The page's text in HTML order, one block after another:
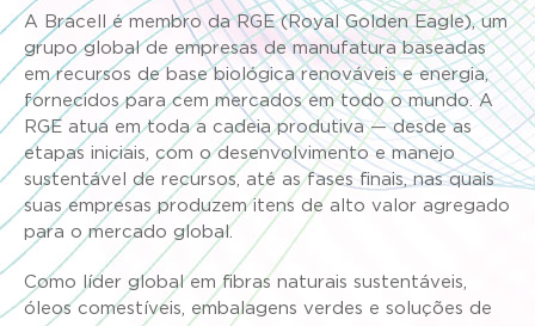
A Bracell é membro da RGE (Royal Golden Eagle), um
grupo global de empresas de manufatura baseadas
em recursos de base biológica renováveis e energia,
fornecidos para cem mercados em todo o mundo. A
RGE atua em toda a cadeia produtiva — desde as
etapas iniciais, com o desenvolvimento e manejo
sustentável de recursos, até as fases finais, nas quais
suas empresas produzem itens de alto valor agregado
para o mercado global.
Como líder global em fibras naturais sustentáveis,
óleos comestíveis, embalagens verdes e soluções de